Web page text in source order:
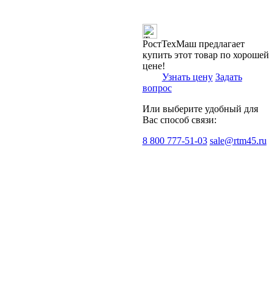
РостТехМаш предлагает
купить этот товар по хорошей
цене!
Узнать цену Задать
вопрос
Или выберите удобный для
Вас способ связи:
8 800 777-51-03 sale@rtm45.ru